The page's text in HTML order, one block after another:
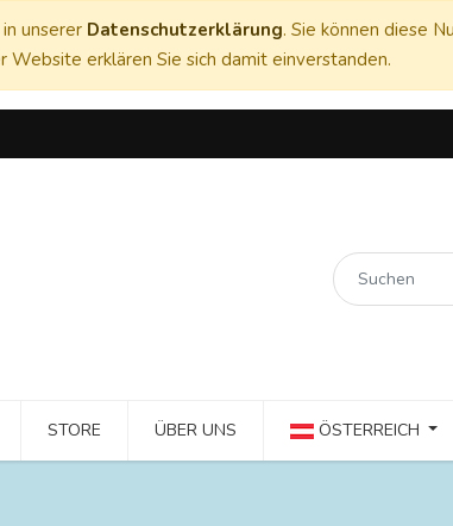
unserer Datenschutzerklärung. Sie können diese
erklären Sie sich damit einverstanden.
STORE ÜBER UNS ÖSTERREICH